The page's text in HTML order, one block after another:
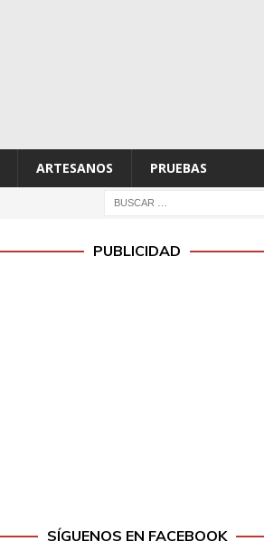
ARTESANOS PRUEBAS
PUBLICIDAD
SÍGUENOS EN FACEBOOK